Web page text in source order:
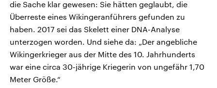
die Sache klar gewesen: Sie hätten geglaubt, die
Überreste eines Wikingeranführers gefunden zu
haben. 2017 sei das Skelett einer DNA-Analyse
unterzogen worden. Und siehe da: „Der angebliche
Wikingerkrieger aus der Mitte des 10. Jahrhunderts
war eine circa 30-jährige Kriegerin von ungefähr 1,70
Meter Größe.“